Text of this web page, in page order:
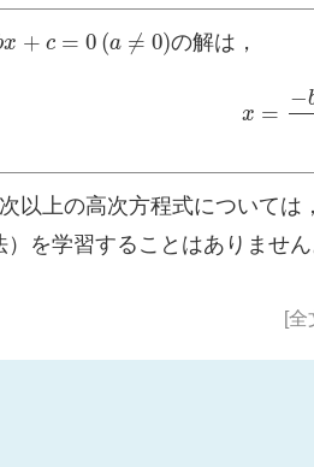
x + c = 0 (a ≠ 0)
+ c= 0( a≠ 0) の解は，
x =
−
x=−
以上の高次方程式について
を学習することはありません
[全